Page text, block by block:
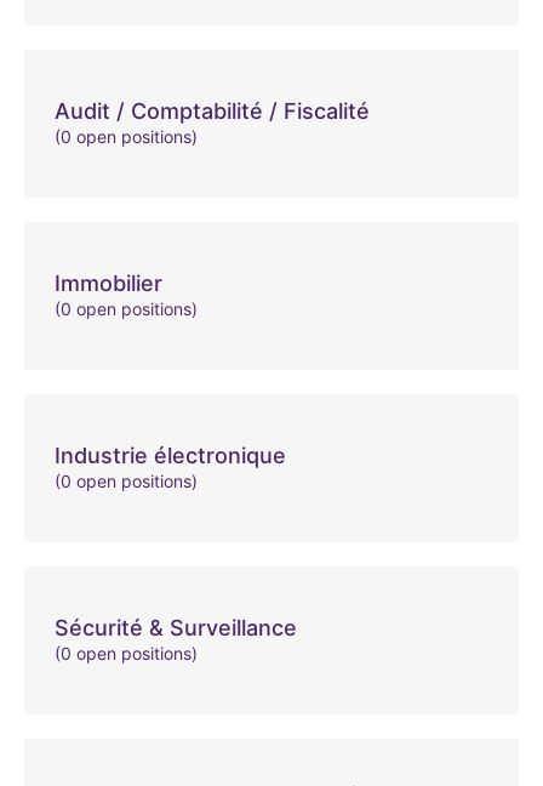
Audit / Comptabilité / Fiscalité
(0 open positions)
Immobilier
(0 open positions)
Industrie électronique
(0 open positions)
Sécurité & Surveillance
(0 open positions)